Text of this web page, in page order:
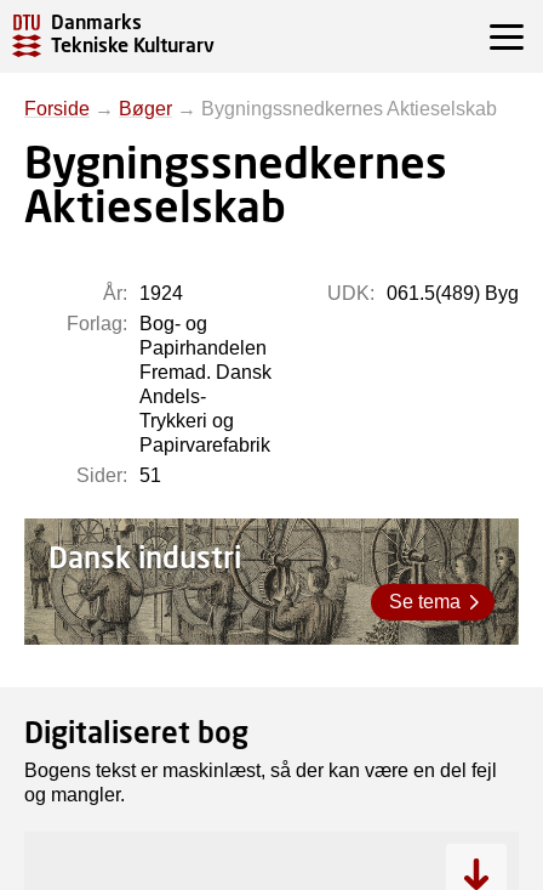
Danmarks
Tekniske Kulturarv
Forside → Bøger → Bygningssnedkernes Aktieselskab
Bygningssnedkernes
Aktieselskab
År:
1924
Forlag:
Bog- og
Papirhandelen
Fremad. Dansk
Andels-
Trykkeri og
Papirvarefabrik
Sider:
51
UDK: 061.5(489) Byg
Dansk industri
Se tema
Digitaliseret bog
Bogens tekst er maskinlæst, så der kan være en del fejl
og mangler.